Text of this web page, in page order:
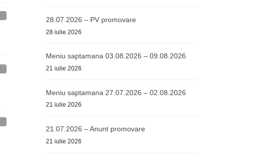
28.07.2026 – PV promovare
28 iulie 2026
Meniu saptamana 03.08.2026 – 09.08.2026
21 iulie 2026
Meniu saptamana 27.07.2026 – 02.08.2026
21 iulie 2026
21.07.2026 – Anunt promovare
21 iulie 2026